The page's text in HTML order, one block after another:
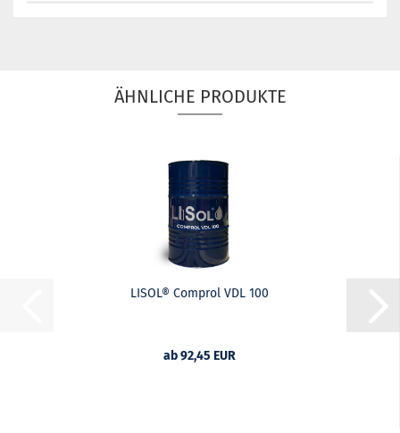
ÄHNLICHE PRODUKTE
LISOL® Comprol VDL 100
ab 92,45 EUR